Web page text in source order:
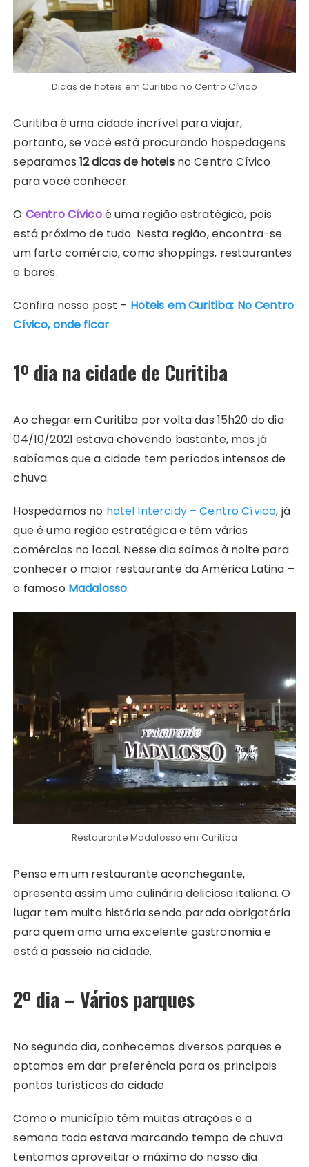
Dicas de hoteis em Curitiba no Centro Cívico
Curitiba é uma cidade incrível para viajar,
portanto, se você está procurando hospedagens
separamos 12 dicas de hoteis no Centro Cívico
para você conhecer.
O Centro Cívicoé uma região estratégica, pois
está próximo de tudo. Nesta região, encontra-se
um farto comércio, como shoppings, restaurantes
e bares.
Confira nosso post – Hoteis em Curitiba: No Centro
Cívico, onde ficar.
1º dia na cidade de Curitiba
Ao chegar em Curitiba por volta das 15h20 do dia
04/10/2021 estava chovendo bastante, mas já
sabíamos que a cidade tem períodos intensos de
chuva.
Hospedamos no hotel Intercidy – Centro Cívico, já
que é uma região estratégica e têm vários
comércios no local. Nesse dia saímos à noite para
conhecer o maior restaurante da América Latina –
o famoso Madalosso.
Restaurante Madalosso em Curitiba
Pensa em um restaurante aconchegante,
apresenta assim uma culinária deliciosa italiana. O
lugar tem muita história sendo parada obrigatória
para quem ama uma excelente gastronomia e
está a passeio na cidade.
2º dia – Vários parques
No segundo dia, conhecemos diversos parques e
optamos em dar preferência para os principais
pontos turísticos da cidade.
Como o município têm muitas atrações e a
semana toda estava marcando tempo de chuva
tentamos aproveitar o máximo do nosso dia